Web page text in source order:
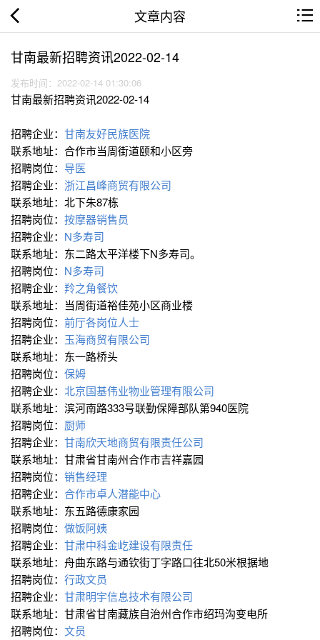
文章内容
甘南最新招聘资讯2022-02-14
发布时间：2022-02-14 01:30:06
甘南最新招聘资讯2022-02-14
招聘企业： 甘南友好民族医院
联系地址：合作市当周街道颐和小区旁
招聘岗位： 导医
招聘企业： 浙江昌峰商贸有限公司
联系地址：北下朱87栋
招聘岗位： 按摩器销售员
招聘企业： N多寿司
联系地址：东二路太平洋楼下N多寿司。
招聘岗位： N多寿司
招聘企业： 羚之角餐饮
联系地址：当周街道裕佳苑小区商业楼
招聘岗位： 前厅各岗位人士
招聘企业： 玉海商贸有限公司
联系地址：东一路桥头
招聘岗位： 保姆
招聘企业： 北京国基伟业物业管理有限公司
联系地址：滨河南路333号联勤保障部队第940医院
招聘岗位： 厨师
招聘企业： 甘南欣天地商贸有限责任公司
联系地址：甘肃省甘南州合作市吉祥嘉园
招聘岗位： 销售经理
招聘企业： 合作市卓人潜能中心
联系地址：东五路德康家园
招聘岗位： 做饭阿姨
招聘企业： 甘肃中科金屹建设有限责任
联系地址：舟曲东路与通钦街丁字路口往北50米根据地
招聘岗位： 行政文员
招聘企业： 甘肃明宇信息技术有限公司
联系地址：甘肃省甘南藏族自治州合作市绍玛沟变电所
招聘岗位： 文员